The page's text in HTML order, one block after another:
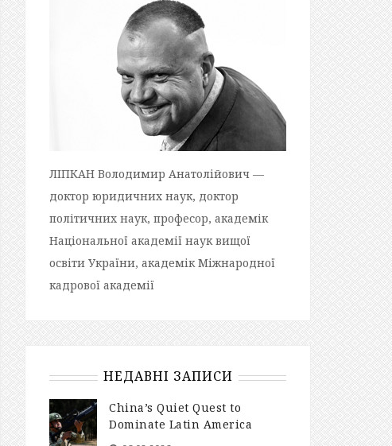
ЛІПКАН Володимир Анатолійович —
доктор юридичних наук, доктор
політичних наук, професор, академік
Національної академії наук вищої
освіти України, академік Міжнародної
кадрової академії
НЕДАВНІ ЗАПИСИ
China’s Quiet Quest to
Dominate Latin America